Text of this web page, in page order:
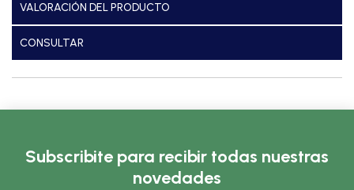
VALORACIÓN DEL PRODUCTO
CONSULTAR
Subscribite para recibir todas nuestras
novedades